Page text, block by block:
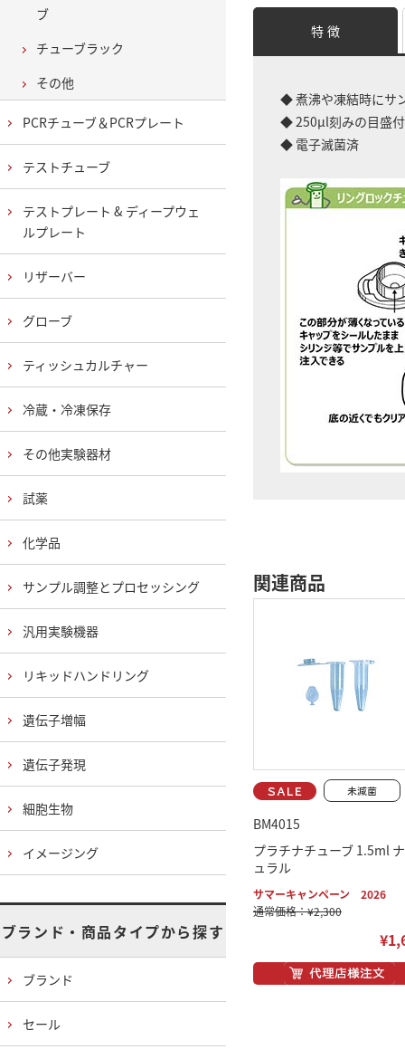
特 徴
◆ 煮沸や凍結時にサ
◆ 250μl刻みの目盛付
◆ 電子滅菌済
関連商品
BM4015
プラチナチューブ 1.5ml
ュラル
サマーキャンペーン 2026
通常価格：¥2,300
ブ
チューブラック
その他
PCRチューブ＆PCRプレート
テストチューブ
テストプレート & ディープウェ
ルプレート
リザーバー
グローブ
ティッシュカルチャー
冷蔵・冷凍保存
その他実験器材
試薬
化学品
サンプル調整とプロセッシング
汎用実験機器
リキッドハンドリング
遺伝子増幅
遺伝子発現
細胞生物
イメージング
ブランド・商品タイプから探す
ブランド
セール